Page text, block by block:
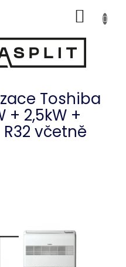
KOŠÍK
Toshiba
+ 2,5kW +
včetně